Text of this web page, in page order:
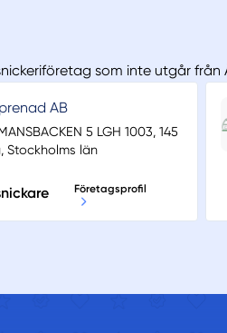
som inte utgår från
AB
5 LGH 1003, 145
Stockholms län
Företagsprofil